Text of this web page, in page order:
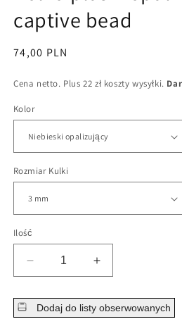
captive bead
Cena
74,00 PLN
Cena netto. Plus 22 zł koszty wysyłki.
Kolor
Rozmiar Kulki
Ilość
Zmniejsz
ilość
dla
Kółko
Zwiększ
ilość
dla
Kółko
Dodaj do listy obserwowanych